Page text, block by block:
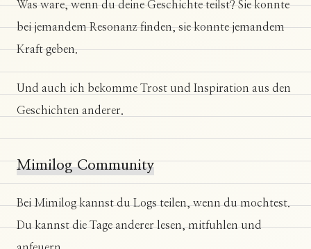
Was ware, wenn du deine Geschichte teilst? Sie konnte
bei jemandem Resonanz finden, sie konnte jemandem
Kraft geben.
Und auch ich bekomme Trost und Inspiration aus den
Geschichten anderer.
Mimilog Community
Bei Mimilog kannst du Logs teilen, wenn du mochtest.
Du kannst die Tage anderer lesen, mitfuhlen und